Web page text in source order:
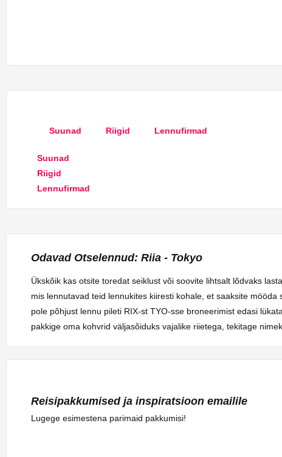
Suunad Riigid Lennufirmad
Suunad
Riigid
Lennufirmad
Odavad Otselennud: Riia - Tokyo
Ükskõik kas otsite toredat seiklust või soovite lihtsalt lõdvaks
mis lennutavad teid lennukites kiiresti kohale, et saaksite
pole põhjust lennu pileti RIX-st TYO-sse broneerimist edasi
pakkige oma kohvrid väljasõiduks vajalike riietega, tekitage
Reisipakkumised ja inspiratsioon emailile
Lugege esimestena parimaid pakkumisi!